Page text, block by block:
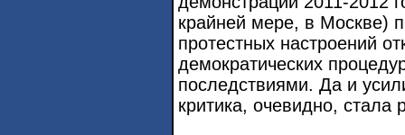
крайней мере, в Москве)
протестных настроений
демократических
последствиями. Да и
критика, очевидно, стала